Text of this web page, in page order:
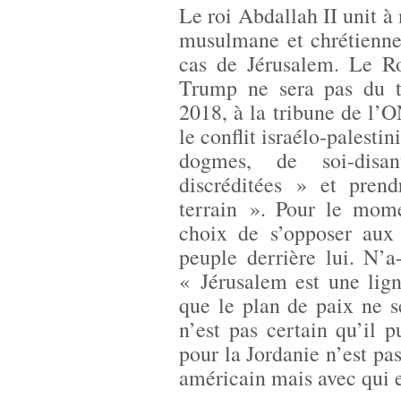
Le roi Abdallah II unit à
musulmane et
cas de Jérusalem. Le
Trump ne sera pas du
2018, à la tribune de
le conflit israélo-
dogmes, de soi-
discréditées » et
terrain ». Pour le
choix de s’opposer
peuple derrière lui.
« Jérusalem est une
que le plan de paix ne
n’est pas certain qu’il
pour la Jordanie n’est
américain mais avec qui